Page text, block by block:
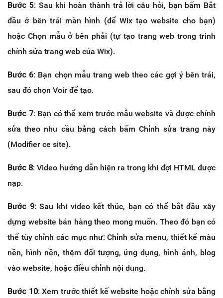
Bước 5: Sau khi hoàn thành trả lời câu hỏi, bạn bấm Bắt
đầu ở bên trái màn hình (để Wix tạo website cho bạn)
hoặc Chọn mẫu ở bên phải (tự tạo trang web trong trình
chỉnh sửa trang web của Wix).
Bước 6: Bạn chọn mẫu trang web theo các gợi ý bên trái,
sau đó chọn Voir để tạo.
Bước 7: Bạn có thể xem trước mẫu website và được chỉnh
sửa theo nhu cầu bằng cách bấm Chỉnh sửa trang này
(Modifier ce site).
Bước 8:Video hướng dẫn hiện ra trong khi đợi HTML được
nạp.
Bước 9:Sau khi video kết thúc, bạn có thể bắt đầu xây
dựng website bán hàng theo mong muốn. Theo đó bạn có
thể tùy chỉnh các mục như: Chỉnh sửa menu, thiết kế màu
nền, hình nền, thêm đối tượng, ứng dụng, hình ảnh, blog
vào website, hoặc điều chỉnh nội dung.
Bước 10:Xem trước thiết kế website hoặc chỉnh sửa bằng